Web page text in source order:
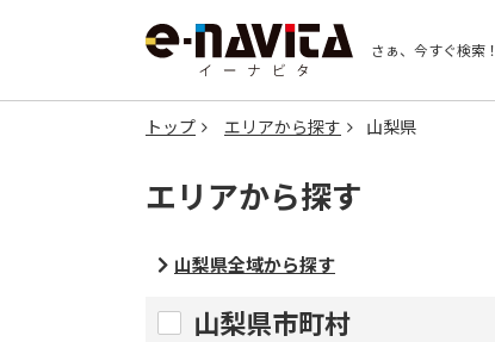
さぁ、今すぐ検索！
トップ エリアから探す 山梨県
エリアから探す
山梨県全域から探す
山梨県市町村